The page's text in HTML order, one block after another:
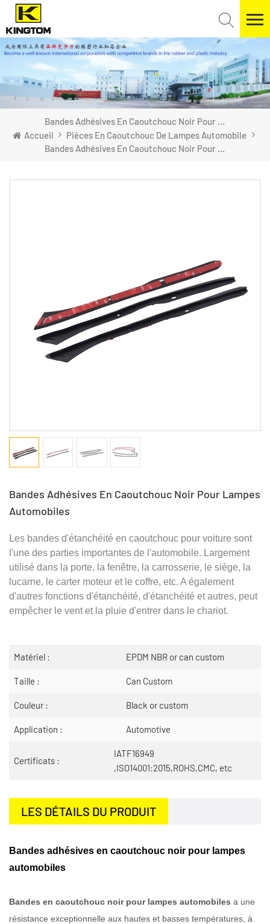
Bandes Adhésives En Caoutchouc Noir Pour Lampes Automobiles
Accueil
Pièces En Caoutchouc De Lampes Automobiles
Bandes Adhésives En Caoutchouc Noir Pour Lampes Automobiles
Bandes Adhésives En Caoutchouc Noir Pour Lampes
Automobiles
Les bandes d'étanchéité en caoutchouc pour voiture sont
l'une des parties importantes de l'automobile. Largement
utilisé dans la porte, la fenêtre, la carrosserie, le siège, la
lucarne, le carter moteur et le coffre, etc. A également
d'autres fonctions d'étanchéité, d'étanchéité et autres, peut
empêcher le vent et la pluie d'entrer dans le chariot.
Matériel : EPDM NBR or can custom
Taille : Can Custom
Couleur : Black or custom
Application : Automotive
Certificats :
IATF16949
,ISO14001:2015,ROHS,CMC, etc
LES DÉTAILS DU PRODUIT
Bandes adhésives en caoutchouc noir pour lampes
automobiles
Bandes en caoutchouc noir pour lampes automobiles a une
résistance exceptionnelle aux hautes et basses températures, à